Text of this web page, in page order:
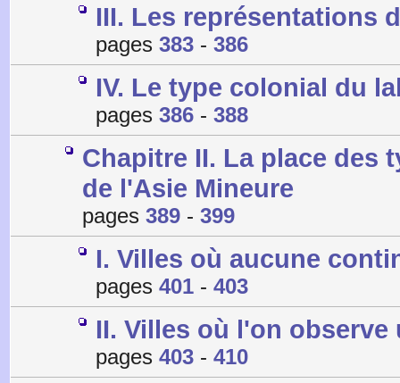
III. Les représentations
pages 383 - 386
IV. Le type colonial du
pages 386 - 388
Chapitre II. La place des
de l'Asie Mineure
pages 389 - 399
I. Villes où aucune
pages 401 - 403
II. Villes où l'on
pages 403 - 410